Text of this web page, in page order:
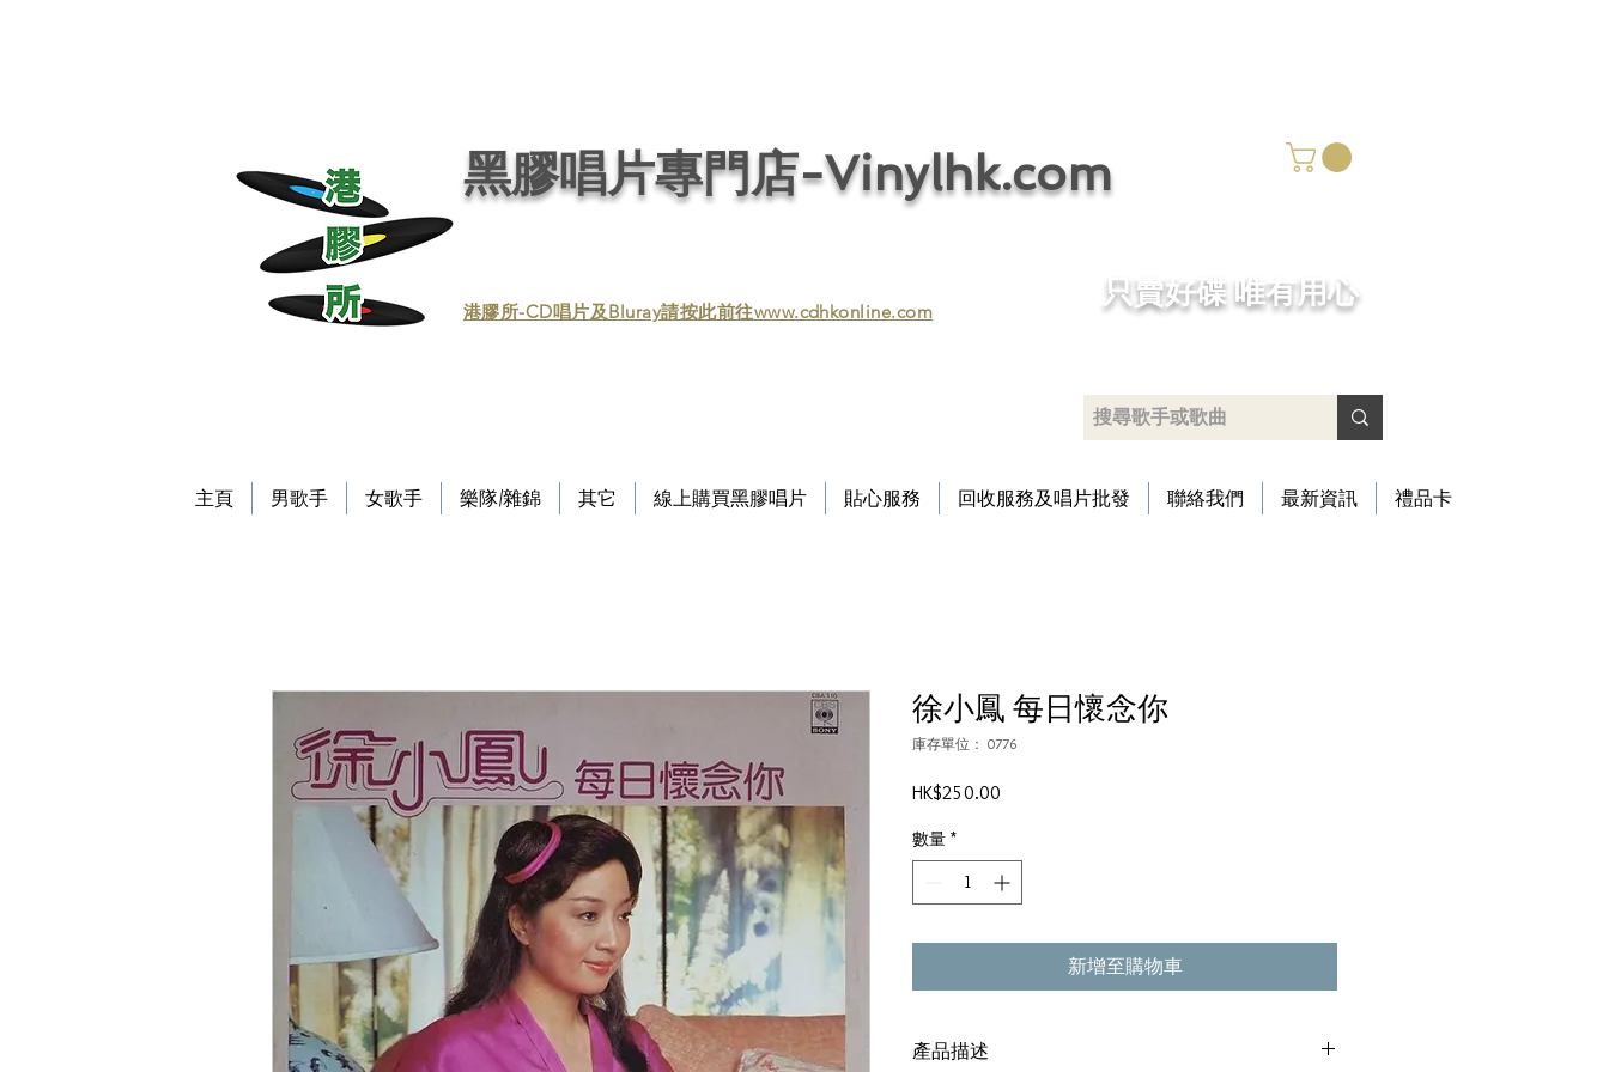
黑膠唱片專門店-Vinylhk.com
​港膠所-CD唱片及Bluray請按此前往www.cdhkonline.com ​只賣好碟 唯有用心
主頁 男歌手 女歌手 樂隊/雜錦 其它 線上購買黑膠唱片 貼心服務 回收服務及唱片批發 聯絡我們 最新資訊 禮品卡
徐小鳳 每日懷念你
庫存單位： 0776
HK$250.00
數量 *
新增至購物車
產品描述